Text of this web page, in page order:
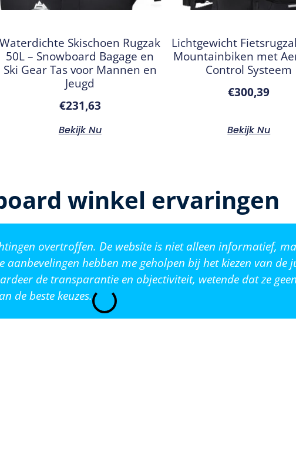
Waterdichte Skischoen Rugzak
50L – Snowboard Bagage en
Ski Gear Tas voor Mannen en
Jeugd
€231,63
Bekijk Nu
Lichtgewicht
Mountainbiken met
Control Systeem
€300,39
Bekijk Nu
winkel ervaringen
overtroffen. De website is niet alleen informatief,
aanbevelingen hebben me geholpen bij het kiezen van de
de transparantie en objectiviteit, wetende dat ze
de beste keuzes.